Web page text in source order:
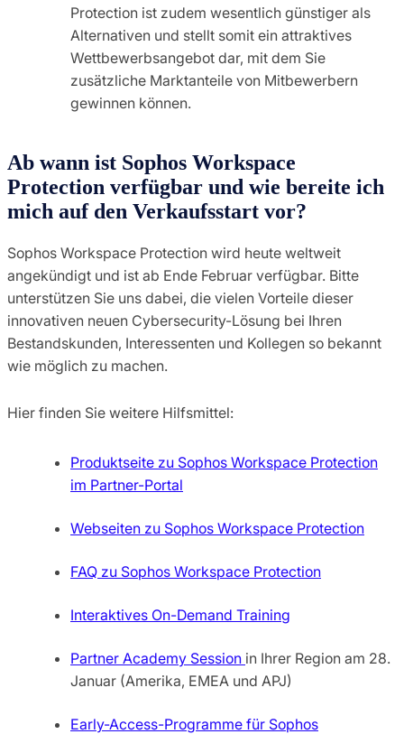
Protection ist zudem wesentlich günstiger als
Alternativen und stellt somit ein attraktives
Wettbewerbsangebot dar, mit dem Sie
zusätzliche Marktanteile von Mitbewerbern
gewinnen können.
Ab wann ist Sophos Workspace
Protection verfügbar und wie bereite ich
mich auf den Verkaufsstart vor?
Sophos Workspace Protection wird heute weltweit
angekündigt und ist ab Ende Februar verfügbar. Bitte
unterstützen Sie uns dabei, die vielen Vorteile dieser
innovativen neuen Cybersecurity-Lösung bei Ihren
Bestandskunden, Interessenten und Kollegen so bekannt
wie möglich zu machen.
Hier finden Sie weitere Hilfsmittel:
Produktseite zu Sophos Workspace Protection
im Partner-Portal
Webseiten zu Sophos Workspace Protection
FAQ zu Sophos Workspace Protection
Interaktives On-Demand Training
Partner Academy Session in Ihrer Region am 28.
Januar (Amerika, EMEA und APJ)
Early-Access-Programme für Sophos